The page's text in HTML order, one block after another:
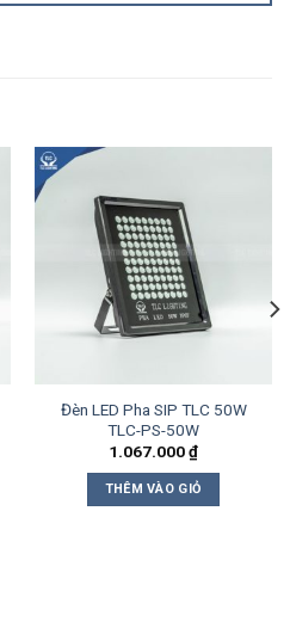
Đèn LED Pha SIP TLC 50W
TLC-PS-50W
1.067.000₫
THÊM VÀO GIỎ